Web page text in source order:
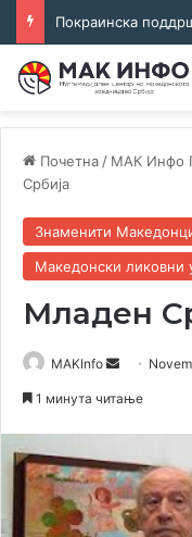
Почетна / МАК Инфо
Србија
Знаменити
Македонски ликовни
Младен
MAKInfo
Send
1 минута читање